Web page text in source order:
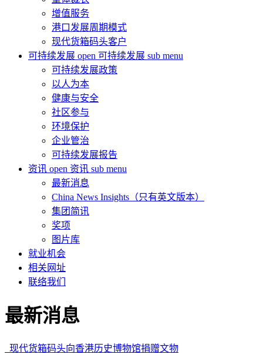
增值服务
港口发展周期模式
现代货箱码头客户
可持续发展 open 可持续发展 sub menu
可持续发展政策
以人为本
健康与安全
社区参与
环境保护
企业管治
可持续发展报告
资讯 open 资讯 sub menu
最新消息
China News Insights（只有英文版本）
集团简讯
奖项
图片库
就业机会
相关网址
联络我们
最新消息
现代货箱码头向香港历史博物馆捐赠文物